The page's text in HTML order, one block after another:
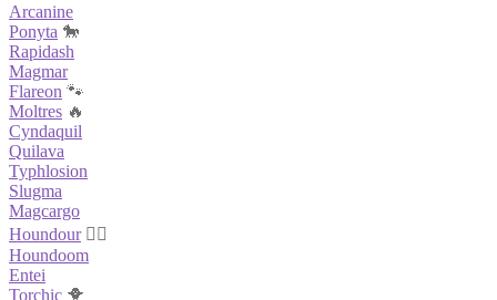
Arcanine
Ponyta 🐎
Rapidash
Magmar
Flareon 🐾
Moltres 🔥
Cyndaquil
Quilava
Typhlosion
Slugma
Magcargo
Houndour🐕‍🦺
Houndoom
Entei
Torchic 🐥